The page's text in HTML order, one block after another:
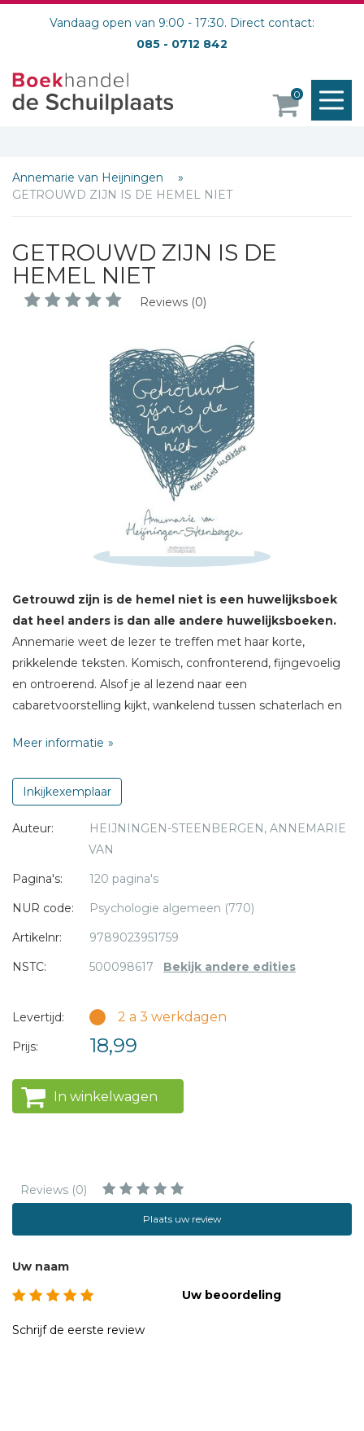
Vandaag open van 9:00 - 17:30. Direct contact:
085 - 0712 842
0
Annemarie van Heijningen
GETROUWD ZIJN IS DE HEMEL NIET
GETROUWD ZIJN IS DE
HEMEL NIET
Reviews (0)
Getrouwd zijn is de hemel niet is een huwelijksboek
dat heel anders is dan alle andere huwelijksboeken.
Annemarie weet de lezer te treffen met haar korte,
prikkelende teksten. Komisch, confronterend, fijngevoelig
en ontroerend. Alsof je al lezend naar een
cabaretvoorstelling kijkt, wankelend tussen schaterlach en
Heijningen
Gelukkig of minder gelukkig getrouwd? Net wel of nog
lang niet in het huwelijksbootje? Maakt allemaal niks uit:
Lees dit boek!- Guurtje Leguijt
Annemarie van Heijningenis schrijver, spreker en
columnist voor EO-Visie.
Meer informatie
Inkijkexemplaar
Auteur:
HEIJNINGEN-STEENBERGEN, ANNEMARIE
VAN
Pagina's:
120 pagina's
NUR code:
Psychologie algemeen (770)
Artikelnr:
9789023951759
NSTC:
500098617 Bekijk andere edities
Levertijd: 2 a 3 werkdagen
Prijs: 18,99
In winkelwagen
Reviews (0)
Plaats uw review
Schrijf hieronder je review!
Sterren
E-mail *
Titel *
Bericht *
Uw naam
Uw beoordeling
Schrijf de eerste review